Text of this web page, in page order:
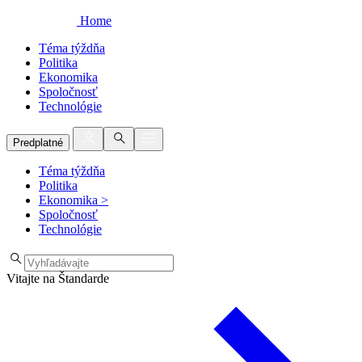
Home
Téma týždňa
Politika
Ekonomika
Spoločnosť
Technológie
Predplatné
Téma týždňa
Politika
Ekonomika >
Spoločnosť
Technológie
Vitajte na Štandarde